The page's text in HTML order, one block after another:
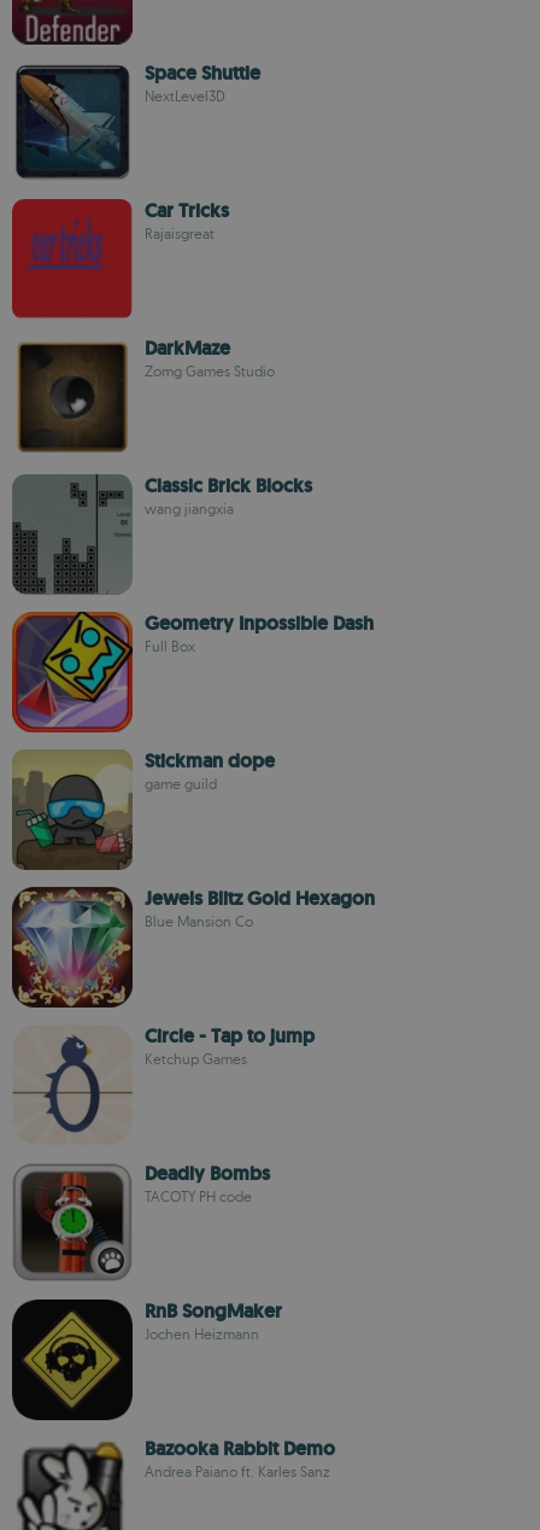
Space Shuttle
NextLevel3D
Car Tricks
Rajaisgreat
DarkMaze
Zomg Games Studio
Classic Brick Blocks
wang jiangxia
Geometry Inpossible Dash
Full Box
Stickman dope
game guild
Jewels Blitz Gold Hexagon
Blue Mansion Co
Circle - Tap to jump
Ketchup Games
Deadly Bombs
TACOTY PH code
RnB SongMaker
Jochen Heizmann
Bazooka Rabbit Demo
Andrea Paiano ft. Karles Sanz